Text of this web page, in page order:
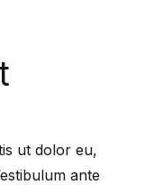
ut dolor eu,
ante